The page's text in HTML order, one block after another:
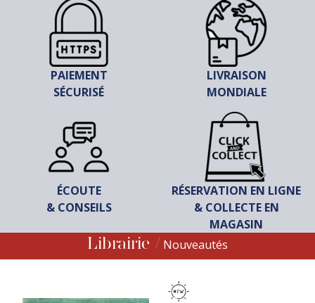
PAIEMENT
SÉCURISÉ
LIVRAISON
MONDIALE
ÉCOUTE
& CONSEILS
RÉSERVATION EN LIGNE
& COLLECTE EN
MAGASIN
Librairie Nouveautés